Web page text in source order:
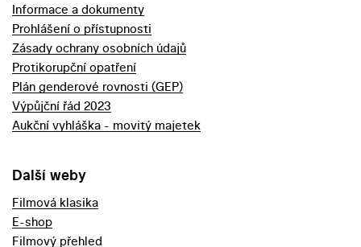
Informace a dokumenty
Prohlášení o přístupnosti
Zásady ochrany osobních údajů
Protikorupční opatření
Plán genderové rovnosti (GEP)
Výpůjční řád 2023
Aukční vyhláška - movitý majetek
Další weby
Filmová klasika
E-shop
Filmový přehled